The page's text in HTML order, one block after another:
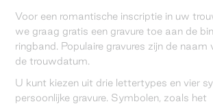
Voor een romantische inscriptie in uw
we graag gratis een gravure toe aan de
ringband. Populaire gravures zijn de naam
de trouwdatum.
U kunt kiezen uit drie lettertypes en vier
persoonlijke gravure. Symbolen, zoals het